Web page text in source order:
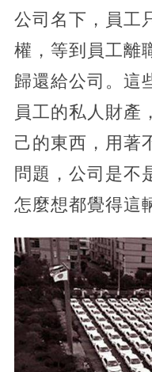
公司名下，員工
權，等到員工離
歸還給公司。這
員工的私人財產
己的東西，用著
問題，公司是不
怎麼想都覺得這